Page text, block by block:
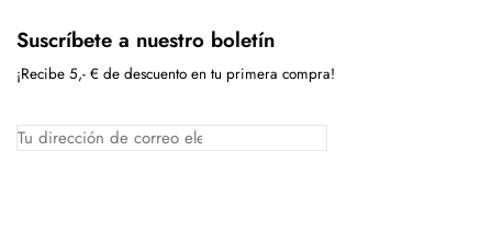
Suscríbete a nuestro boletín
¡Recibe 5,- € de descuento en tu primera compra!